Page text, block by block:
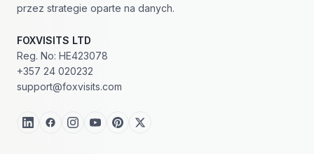
przez strategie oparte na danych.
FOXVISITS LTD
Reg. No: HE423078
+357 24 020232
support@foxvisits.com